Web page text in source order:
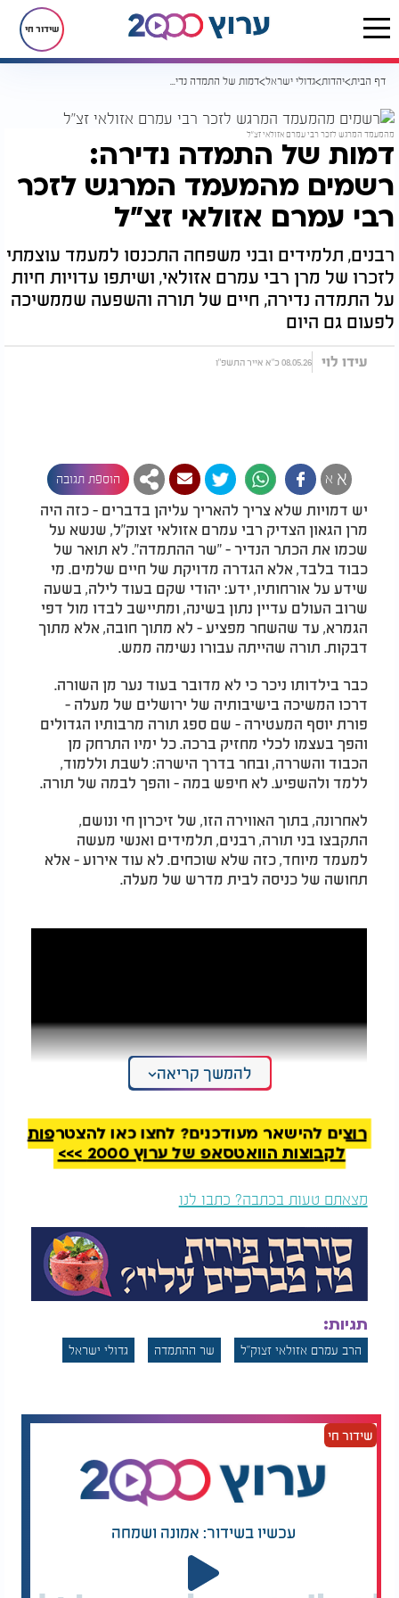
שידור חי
דף הבית יהדות גדולי ישראל דמות של התמדה נדירה: רשמים מהמעמד המרגש לזכר רבי עמרם אזולאי זצ"ל
מהמעמד המרגש לזכר רבי עמרם אזולאי זצ"ל
דמות של התמדה נדירה:
רשמים מהמעמד המרגש לזכר
רבי עמרם אזולאי זצ"ל
רבנים, תלמידים ובני משפחה התכנסו למעמד עוצמתי
לזכרו של מרן רבי עמרם אזולאי, ושיתפו עדויות חיות
על התמדה נדירה, חיים של תורה והשפעה שממשיכה
לפעום גם היום
עידו לוי 08.05.26 כ"א אייר התשפ"ו
א א הוספת תגובה
יש דמויות שלא צריך להאריך עליהן בדברים - כזה היה
מרן הגאון הצדיק רבי עמרם אזולאי זצוק"ל, שנשא על
שכמו את הכתר הנדיר - "שר ההתמדה". לא תואר של
כבוד בלבד, אלא הגדרה מדויקת של חיים שלמים. מי
שידע על אורחותיו, ידע: יהודי שקם בעוד לילה, בשעה
שרוב העולם עדיין נתון בשינה, ומתיישב לבדו מול דפי
הגמרא, עד שהשחר מפציע - לא מתוך חובה, אלא מתוך
דבקות. תורה שהייתה עבורו נשימה ממש.
כבר בילדותו ניכר כי לא מדובר בעוד נער מן השורה.
דרכו המשיכה בישיבותיה של ירושלים של מעלה -
פורת יוסף המעטירה - שם ספג תורה מרבותיו הגדולים
והפך בעצמו לכלי מחזיק ברכה. כל ימיו התרחק מן
הכבוד והשררה, ובחר בדרך הישרה: לשבת וללמוד,
ללמד ולהשפיע. לא חיפש במה - והפך לבמה של תורה.
לאחרונה, בתוך האווירה הזו, של זיכרון חי ונושם,
התקבצו בני תורה, רבנים, תלמידים ואנשי מעשה
למעמד מיוחד, כזה שלא שוכחים. לא עוד אירוע - אלא
תחושה של כניסה לבית מדרש של מעלה.
תיעוד מלא מהאירוע המרגש
התרגשות חיצונית, של טקסיות בלבד, אלא רעד פנימי.
כאילו הדמות עצמה מרחפת מעל, מביטה בשקט על כל
דברי הרבנים שנשמעו בזה אחר זה לא היו נאומים
רשמיים, אלא עדויות חיות. אחד דיבר על ימי ההתמדה
הבלתי נתפסת, על השעות הארוכות שבהן היה מרן
שקוע בלימוד עד כדי שכחה מהעולם. רב אחר העלה
זיכרונות אישיים, פשוטים לכאורה - אך מלאים אור:
הנהגה, מילה טובה, מבט של עידוד. והיה מי שתיאר את
להמשך קריאה
רוצים להישאר מעודכנים? לחצו כאן להצטרפות
לקבוצות הוואטסאפ של ערוץ 2000 >>>
מצאתם טעות בכתבה? כתבו לנו
תגיות:
הרב עמרם אזולאי זצוק"ל שר ההתמדה גדולי ישראל
שידור חי
עכשיו בשידור: אמונה ושמחה